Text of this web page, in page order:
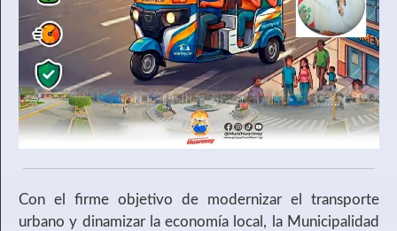
Con el firme objetivo de modernizar el transporte
urbano y dinamizar la economía local, la Municipalidad